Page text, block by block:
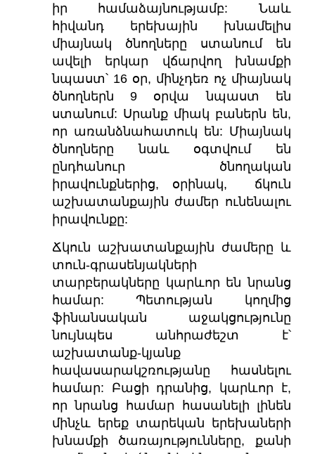
իր համաձայնությամբ: Նաև
հիվանդ երեխային խնամելիս
միայնակ ծնողները ստանում են
ավելի երկար վճարվող խնամքի
նպաստ՝ 16 օր, մինչդեռ ոչ միայնակ
ծնողներն 9 օրվա նպաստ են
ստանում: Սրանք միակ բաներն են,
որ առանձնահատուկ են: Միայնակ
ծնողները նաև օգտվում են
ընդհանուր ծնողական
իրավունքներից, օրինակ, ճկուն
աշխատանքային ժամեր ունենալու
իրավունքը:
Ճկուն աշխատանքային ժամերը և
տուն-գրասենյակների
տարբերակները կարևոր են նրանց
համար: Պետության կողմից
ֆինանսական աջակցությունը
նույնպես անհրաժեշտ է՝
աշխատանք-կյանք
հավասարակշռությանը հասնելու
համար: Բացի դրանից, կարևոր է,
որ նրանց համար հասանելի լինեն
մինչև երեք տարեկան երեխաների
խնամքի ծառայությունները, քանի